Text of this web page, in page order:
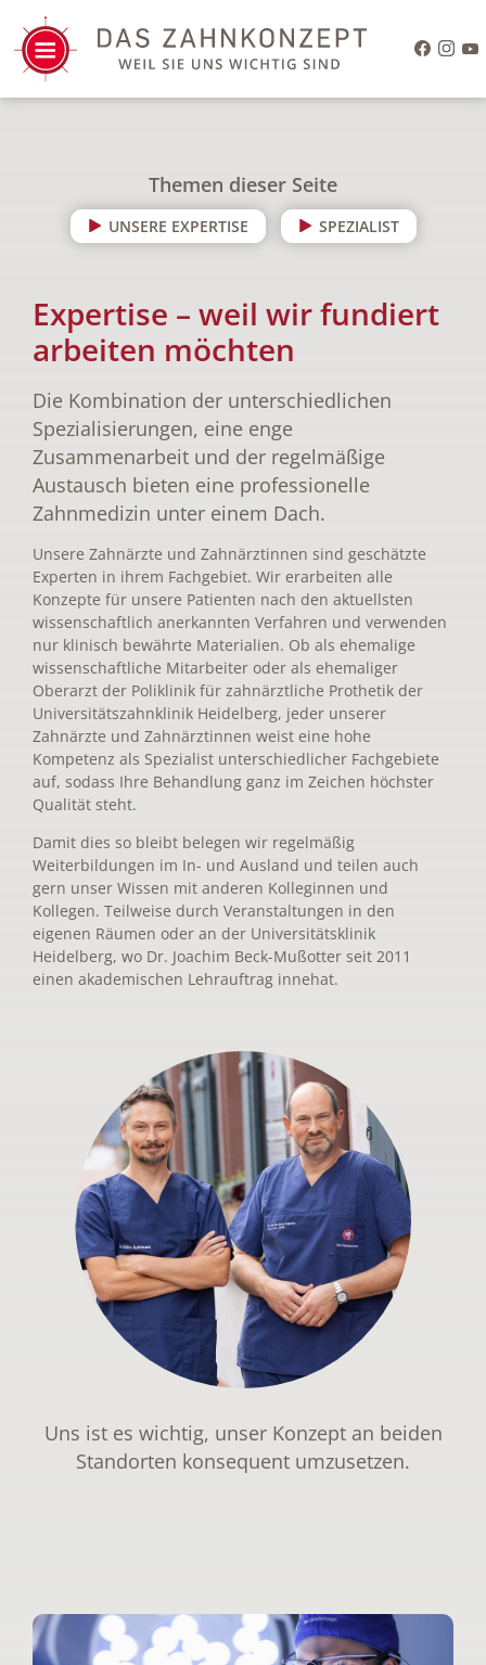
Uns ist es wichtig, unser Konzept an beiden
Standorten konsequent umzusetzen.
Expertise – weil wir fundiert
arbeiten möchten
Die Kombination der unterschiedlichen
Spezialisierungen, eine enge
Zusammenarbeit und der regelmäßige
Austausch bieten eine professionelle
Zahnmedizin unter einem Dach.
Unsere Zahnärzte und Zahnärztinnen sind geschätzte
Experten in ihrem Fachgebiet. Wir erarbeiten alle
Konzepte für unsere Patienten nach den aktuellsten
wissenschaftlich anerkannten Verfahren und verwenden
nur klinisch bewährte Materialien. Ob als ehemalige
wissenschaftliche Mitarbeiter oder als ehemaliger
Oberarzt der Poliklinik für zahnärztliche Prothetik der
Universitätszahnklinik Heidelberg, jeder unserer
Zahnärzte und Zahnärztinnen weist eine hohe
Kompetenz als Spezialist unterschiedlicher Fachgebiete
auf, sodass Ihre Behandlung ganz im Zeichen höchster
Qualität steht.
Damit dies so bleibt belegen wir regelmäßig
Weiterbildungen im In- und Ausland und teilen auch
gern unser Wissen mit anderen Kolleginnen und
Kollegen. Teilweise durch Veranstaltungen in den
eigenen Räumen oder an der Universitätsklinik
Heidelberg, wo Dr. Joachim Beck-Mußotter seit 2011
einen akademischen Lehrauftrag innehat.
Themen dieser Seite
UNSERE EXPERTISE SPEZIALIST